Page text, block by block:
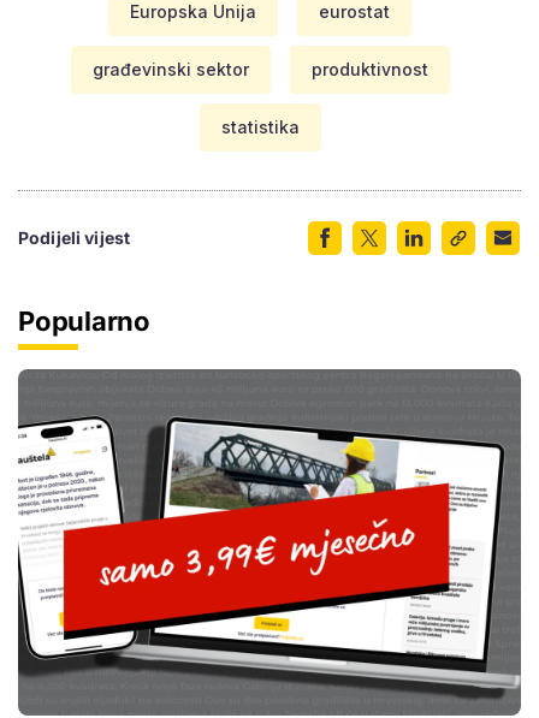
Europska Unija eurostat
građevinski sektor produktivnost
statistika
Podijeli vijest
Popularno